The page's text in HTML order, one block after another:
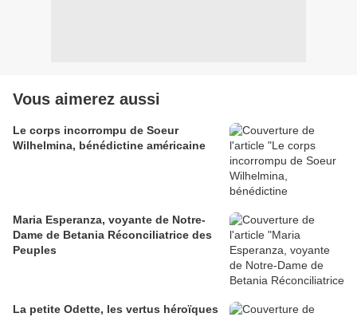
Vous aimerez aussi
Le corps incorrompu de Soeur
Wilhelmina, bénédictine américaine
Maria Esperanza, voyante de Notre-
Dame de Betania Réconciliatrice des
Peuples
La petite Odette, les vertus héroïques